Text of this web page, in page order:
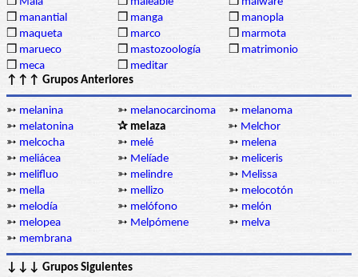
❒ manantial ❒ manga ❒ manopla
❒ maqueta ❒ marco ❒ marmota
❒ marueco ❒ mastozoología ❒ matrimonio
❒ meca ❒ meditar
↑↑↑ Grupos Anteriores
➳ melanina ➳ melanocarcinoma ➳ melanoma
➳ melatonina ✰ melaza ➳ Melchor
➳ melcocha ➳ melé ➳ melena
➳ meliácea ➳ Melíade ➳ meliceris
➳ melifluo ➳ melindre ➳ Melissa
➳ mella ➳ mellizo ➳ melocotón
➳ melodía ➳ melófono ➳ melón
➳ melopea ➳ Melpómene ➳ melva
➳ membrana
↓↓↓ Grupos Siguientes